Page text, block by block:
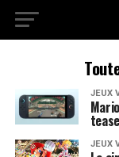
JEUX
JEUX